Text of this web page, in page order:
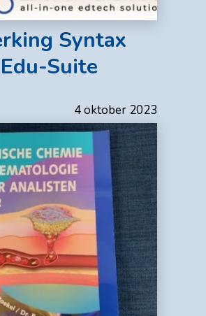
Syntax
Suite
4 oktober 2023